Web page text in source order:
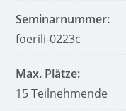
Seminarnummer:
foerili-0223c
Max. Plätze:
15 Teilnehmende